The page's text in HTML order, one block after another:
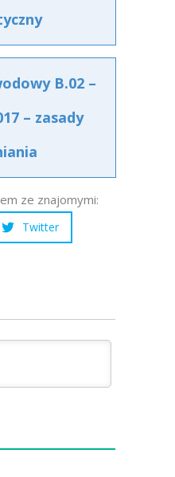
B.02 –
– zasady
ze znajomymi:
Twitter